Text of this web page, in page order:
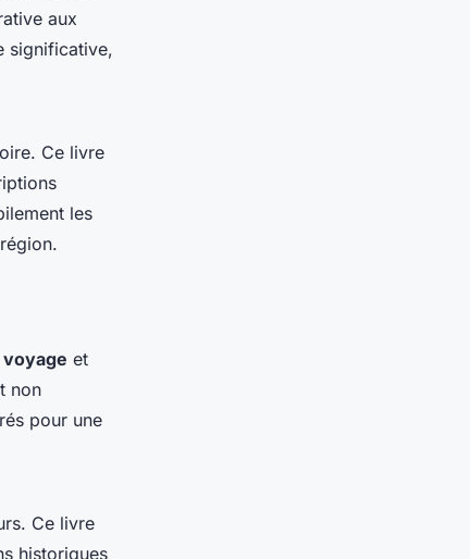
aux
significative,
Ce livre
les
et
non
pour une
Ce livre
historiques